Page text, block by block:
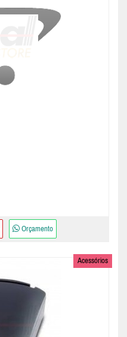
Orçamento
Acessórios